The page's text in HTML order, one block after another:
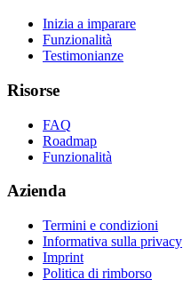
Inizia a imparare
Funzionalità
Testimonianze
Risorse
FAQ
Roadmap
Funzionalità
Azienda
Termini e condizioni
Informativa sulla privacy
Imprint
Politica di rimborso